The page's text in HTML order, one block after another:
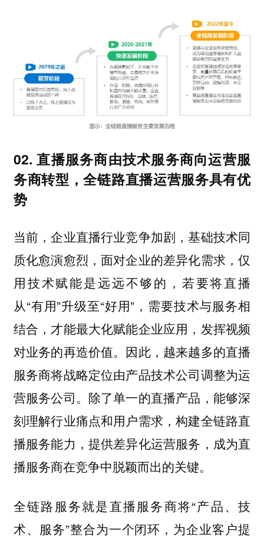
02. 直播服务商由技术服务商向运营服
务商转型，全链路直播运营服务具有优
势
当前，企业直播行业竞争加剧，基础技术同
质化愈演愈烈，面对企业的差异化需求，仅
用技术赋能是远远不够的，若要将直播
从“有用”升级至“好用”，需要技术与服务相
结合，才能最大化赋能企业应用，发挥视频
对业务的再造价值。因此，越来越多的直播
服务商将战略定位由产品技术公司调整为运
营服务公司。除了单一的直播产品，能够深
刻理解行业痛点和用户需求，构建全链路直
播服务能力，提供差异化运营服务，成为直
播服务商在竞争中脱颖而出的关键。
全链路服务就是直播服务商将“产品、技
术、服务”整合为一个闭环，为企业客户提